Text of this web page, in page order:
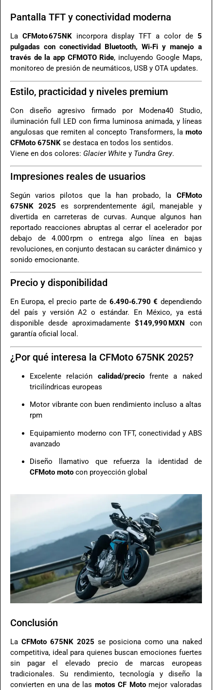
Pantalla TFT y conectividad moderna
La CFMoto 675NKincorpora display TFT a color de 5
pulgadas con conectividad Bluetooth, Wi‑Fi y manejo a
través de la app CFMOTO Ride, incluyendo Google Maps,
monitoreo de presión de neumáticos, USB y OTA updates.
Estilo, practicidad y niveles premium
Con diseño agresivo firmado por Modena40 Studio,
iluminación full LED con firma luminosa animada, y líneas
angulosas que remiten al concepto Transformers, la moto
CFMoto 675NK se destaca en todos los sentidos.
Viene en dos colores: Glacier White y Tundra Grey.
Impresiones reales de usuarios
Según varios pilotos que la han probado, la CFMoto
675NK 2025 es sorprendentemente ágil, manejable y
divertida en carreteras de curvas. Aunque algunos han
reportado reacciones abruptas al cerrar el acelerador por
debajo de 4.000 rpm o entrega algo línea en bajas
revoluciones, en conjunto destacan su carácter dinámico y
sonido emocionante.
Precio y disponibilidad
En Europa, el precio parte de 6.490‑6.790 € dependiendo
del país y versión A2 o estándar.
En México, ya está
disponible desde aproximadamente$149,990 MXN
con
garantía oficial local.
¿Por qué interesa la CFMoto 675NK 2025?
Excelente relación calidad/preciofrente a naked
tricilíndricas europeas
Motor vibrante con buen rendimiento incluso a altas
rpm
Equipamiento moderno con TFT, conectividad y ABS
avanzado
Diseño llamativo que refuerza la identidad de
CFMoto moto con proyección global
Conclusión
LaCFMoto 675NK 2025 se posiciona como una naked
competitiva, ideal para quienes buscan emociones fuertes
sin pagar el elevado precio de marcas europeas
tradicionales. Su rendimiento, tecnología y diseño la
convierten en una de las motos CF Motomejor valoradas